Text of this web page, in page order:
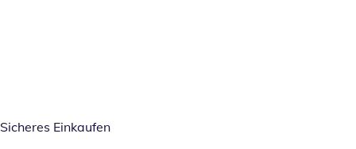
Sicheres Einkaufen